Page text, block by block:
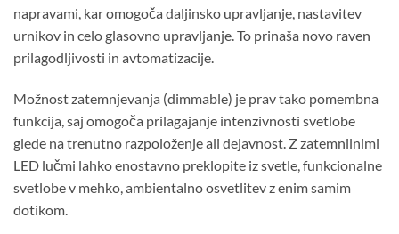
napravami, kar omogoča daljinsko upravljanje, nastavitev
urnikov in celo glasovno upravljanje. To prinaša novo raven
prilagodljivosti in avtomatizacije.
Možnost zatemnjevanja (dimmable) je prav tako pomembna
funkcija, saj omogoča prilagajanje intenzivnosti svetlobe
glede na trenutno razpoloženje ali dejavnost. Z zatemnilnimi
LED lučmi lahko enostavno preklopite iz svetle, funkcionalne
svetlobe v mehko, ambientalno osvetlitev z enim samim
dotikom.